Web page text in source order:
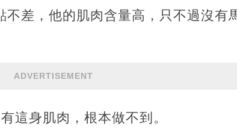
差，他的肌肉含量高，只不過沒有
ADVERTISEMENT
這身肌肉，根本做不到。